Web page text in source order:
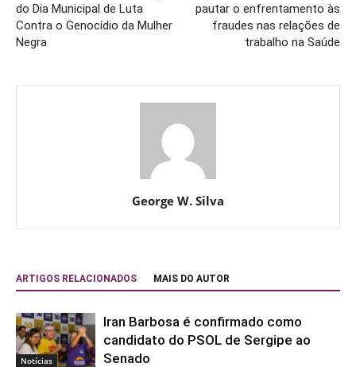
do Dia Municipal de Luta
Contra o Genocídio da Mulher
Negra
pautar o enfrentamento às
fraudes nas relações de
trabalho na Saúde
George W. Silva
ARTIGOS RELACIONADOS MAIS DO AUTOR
Notícias
Iran Barbosa é confirmado como
candidato do PSOL de Sergipe ao
Senado